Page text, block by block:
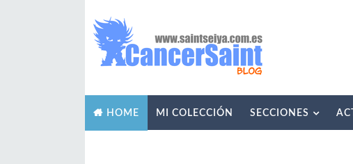
HOME MI COLECCIÓN SECCIONES